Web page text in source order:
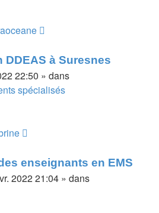
à Suresnes
22:50 » dans
spécialisés
enseignants en EMS
2022 21:04 » dans